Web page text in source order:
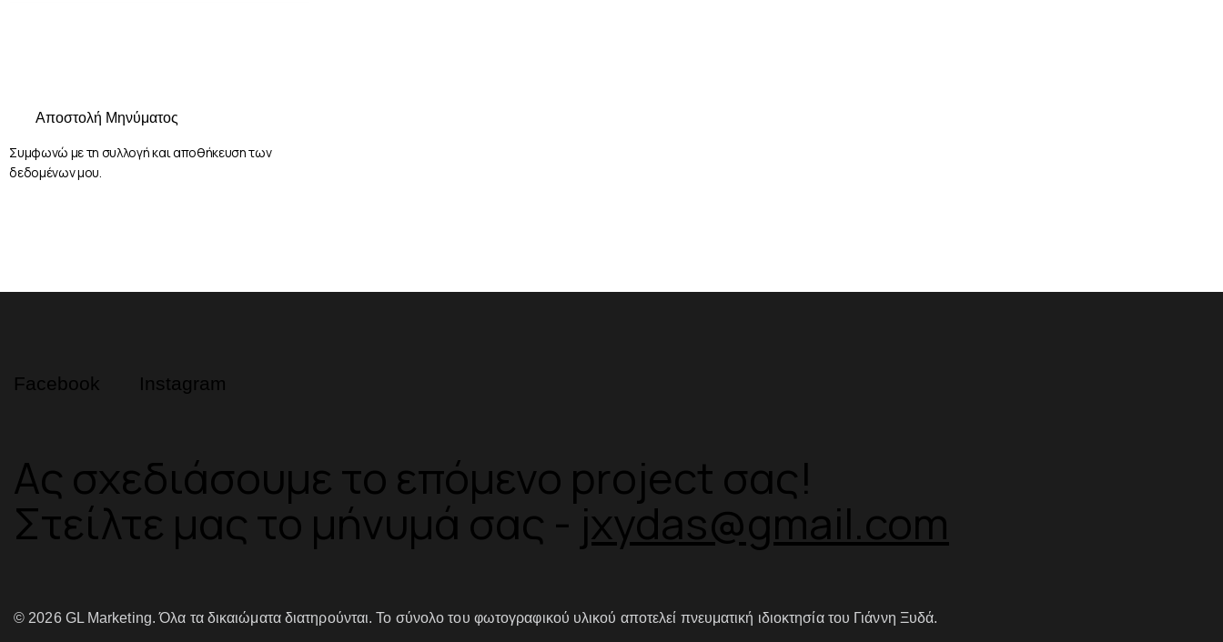
Συμφωνώ με τη συλλογή και αποθήκευσητων
δεδομένων μου.
Facebook Instagram
Ας σχεδιάσουμε το επόμενο project σας!
Στείλτε μας το μήνυμά σας -jxydas@gmail.com
© 2026 GL Marketing. Όλα τα δικαιώματα διατηρούνται. Το σύνολο του φωτογραφικού υλικού αποτελεί πνευματική ιδιοκτησία του Γιάννη Ξυδά.